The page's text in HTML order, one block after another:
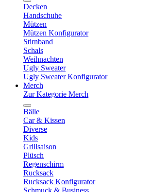
Decken
Handschuhe
Mützen
Mützen Konfigurator
Stirnband
Schals
Weihnachten
Ugly Sweater
Ugly Sweater Konfigurator
Merch
Zur Kategorie Merch
Bälle
Car & Kissen
Diverse
Kids
Grillsaison
Plüsch
Regenschirm
Rucksack
Rucksack Konfigurator
Schmuck & Business